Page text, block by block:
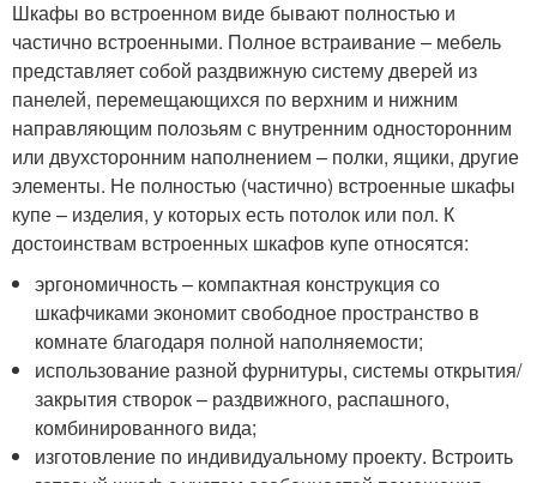
Шкафы во встроенном виде бывают полностью и
частично встроенными. Полное встраивание – мебель
представляет собой раздвижную систему дверей из
панелей, перемещающихся по верхним и нижним
направляющим полозьям с внутренним односторонним
или двухсторонним наполнением – полки, ящики, другие
элементы. Не полностью (частично) встроенные шкафы
купе – изделия, у которых есть потолок или пол. К
достоинствам встроенных шкафов купе относятся:
эргономичность – компактная конструкция со
шкафчиками экономит свободное пространство в
комнате благодаря полной наполняемости;
использование разной фурнитуры, системы открытия/
закрытия створок – раздвижного, распашного,
комбинированного вида;
изготовление по индивидуальному проекту. Встроить